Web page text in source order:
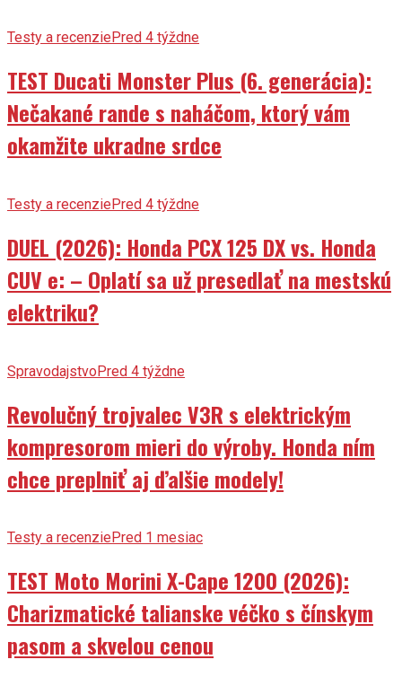
Testy a recenziePred 4 týždne
TEST Ducati Monster Plus (6. generácia):
Nečakané rande s naháčom, ktorý vám
okamžite ukradne srdce
Testy a recenziePred 4 týždne
DUEL (2026): Honda PCX 125 DX vs. Honda
CUV e: – Oplatí sa už presedlať na mestskú
elektriku?
SpravodajstvoPred 4 týždne
Revolučný trojvalec V3R s elektrickým
kompresorom mieri do výroby. Honda ním
chce preplniť aj ďalšie modely!
Testy a recenziePred 1 mesiac
TEST Moto Morini X-Cape 1200 (2026):
Charizmatické talianske véčko s čínskym
pasom a skvelou cenou